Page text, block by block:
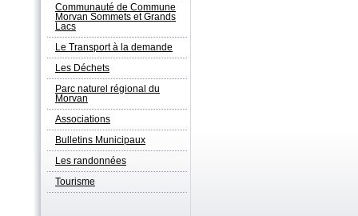
Communauté de Commune
Morvan Sommets et Grands
Lacs
Le Transport à la demande
Les Déchets
Parc naturel régional du
Morvan
Associations
Bulletins Municipaux
Les randonnées
Tourisme